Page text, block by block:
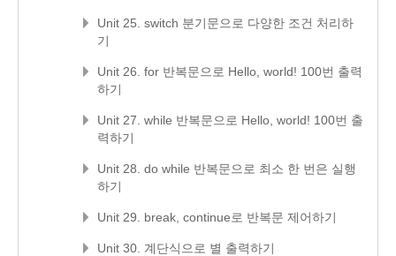
Unit 25. switch 분기문으로 다양한 조건 처리하
기
Unit 26. for 반복문으로 Hello, world! 100번 출력
하기
Unit 27. while 반복문으로 Hello, world! 100번 출
력하기
Unit 28. do while 반복문으로 최소 한 번은 실행
하기
Unit 29. break, continue로 반복문 제어하기
Unit 30. 계단식으로 별 출력하기